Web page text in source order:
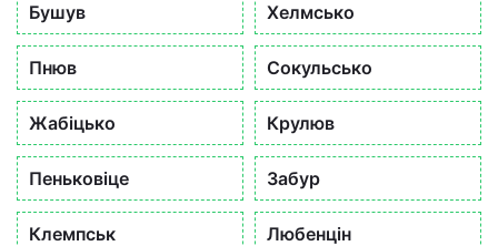
Бушув Хелмсько
Пнюв Сокульсько
Жабіцько Крулюв
Пеньковіце Забур
Клемпськ Любенцін